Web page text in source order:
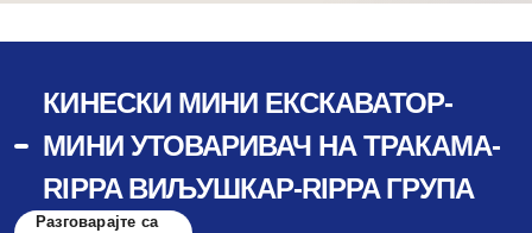
КИНЕСКИ МИНИ ЕКСКАВАТОР-
МИНИ УТОВАРИВАЧ НА ТРАКАМА-
RIPPA ВИЉУШКАР-RIPPA ГРУПА
Разговарајте са